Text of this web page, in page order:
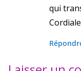
qui